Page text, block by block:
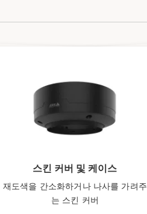
스킨 커버 및 케이스
재도색을 간소화하거나 나사를 가려주
는 스킨 커버